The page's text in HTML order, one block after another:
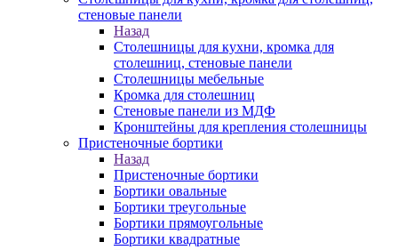
стеновые панели
Назад
Столешницы для кухни, кромка для
столешниц, стеновые панели
Столешницы мебельные
Кромка для столешниц
Стеновые панели из МДФ
Кронштейны для крепления столешницы
Пристеночные бортики
Назад
Пристеночные бортики
Бортики овальные
Бортики треугольные
Бортики прямоугольные
Бортики квадратные